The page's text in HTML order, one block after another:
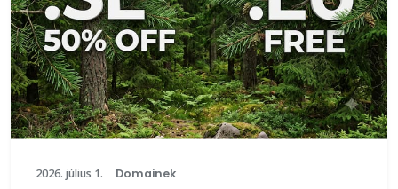
2026. július 1. Domainek